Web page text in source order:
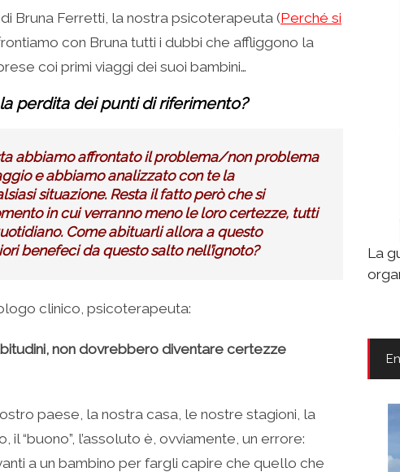
Bruna Ferretti, la nostra psicoterapeuta (Perché si
con Bruna tutti i dubbi che affliggono la
coi primi viaggi dei suoi bambini…
perdita dei punti di riferimento?
abbiamo affrontato il problema/non problema
e abbiamo analizzato con te la
situazione. Resta il fatto però che si
in cui verranno meno le loro certezze, tutti
Come abituarli allora a questo
benefeci da questo salto nell’ignoto?
clinico, psicoterapeuta:
non dovrebbero diventare certezze
paese, la nostra casa, le nostre stagioni, la
“buono”, l’assoluto è, ovviamente, un errore:
a un bambino per fargli capire che quello che
La